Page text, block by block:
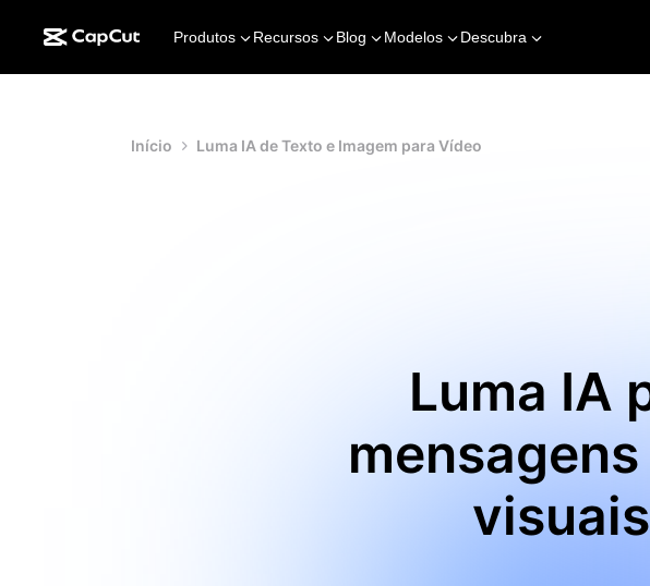
Produtos Recursos Blog Modelos Descubra
Início Luma IA de Texto e Imagem para Vídeo
Luma IA